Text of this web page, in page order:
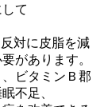
て
対に皮脂を減
があります。
ビタミンＢ郡
不足、